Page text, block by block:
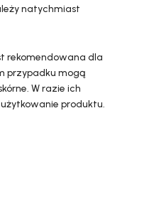
natychmiast
rekomendowana dla
przypadku mogą
W razie ich
produktu.